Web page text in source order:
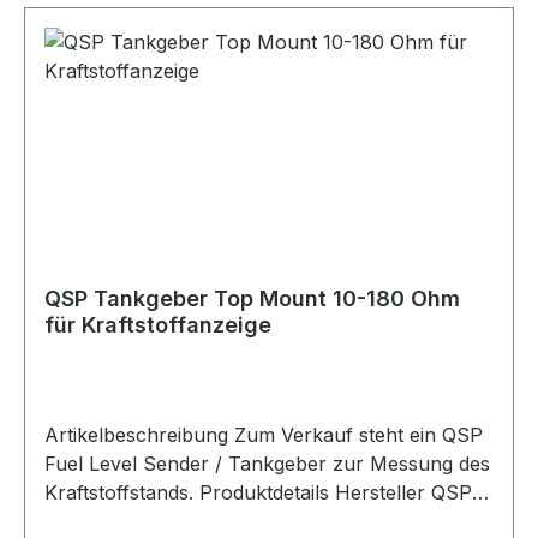
1/8 NPT Gewinde an der Unterseite zur Montage
an Kraftstoffdruckreglern oder Inline-Adaptern.
QSP Tankgeber Top Mount 10-180 Ohm
für Kraftstoffanzeige
Artikelbeschreibung Zum Verkauf steht ein QSP
Fuel Level Sender / Tankgeber zur Messung des
Kraftstoffstands. Produktdetails Hersteller QSP